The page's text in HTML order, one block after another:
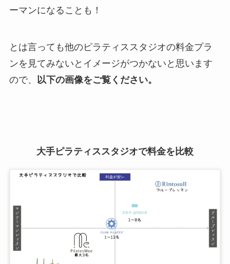
ーマンになることも！
とは言っても他のピラティススタジオの料金プラ
ンを見てみないとイメージがつかないと思います
ので、 以下の画像をご覧ください。
大手ピラティススタジオで料金を比較